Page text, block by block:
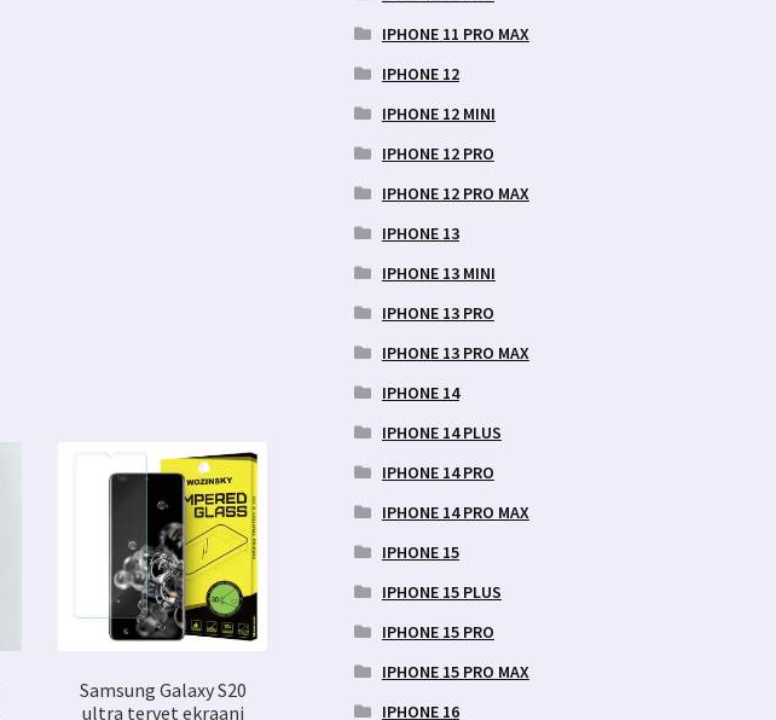
Samsung Galaxy S20
ultra tervet ekraani
IPHONE 11 PRO MAX
IPHONE 12
IPHONE 12 MINI
IPHONE 12 PRO
IPHONE 12 PRO MAX
IPHONE 13
IPHONE 13 MINI
IPHONE 13 PRO
IPHONE 13 PRO MAX
IPHONE 14
IPHONE 14 PLUS
IPHONE 14 PRO
IPHONE 14 PRO MAX
IPHONE 15
IPHONE 15 PLUS
IPHONE 15 PRO
IPHONE 15 PRO MAX
IPHONE 16